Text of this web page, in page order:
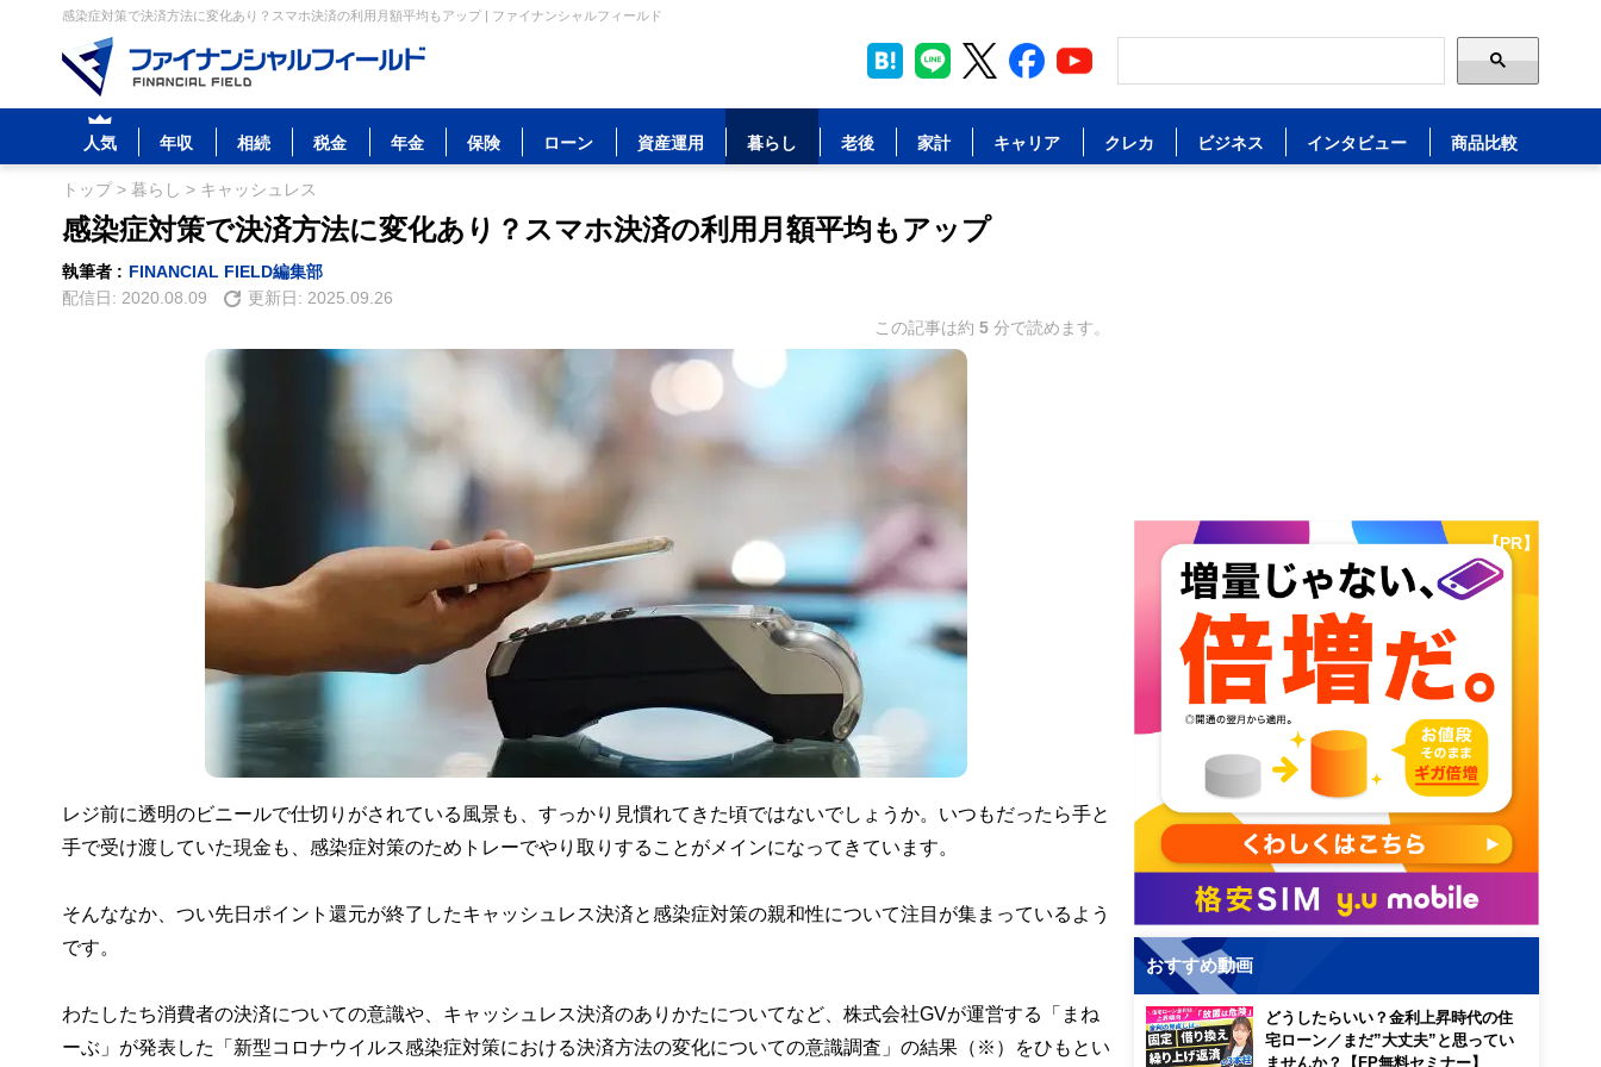
感染症対策で決済方法に変化あり？スマホ決済の利用月額平均もアップ | ファイナンシャルフィールド
人気 年収 相続 税金 年金 保険 ローン 資産運用 暮らし 老後 家計 キャリア クレカ ビジネス インタビュー 商品比較
トップ> 暮らし > キャッシュレス
感染症対策で決済方法に変化あり？スマホ決済の利用月額平均もアップ
執筆者 : FINANCIAL FIELD編集部
配信日: 2020.08.09 更新日: 2025.09.26
この記事は約 5 分で読めます。
レジ前に透明のビニールで仕切りがされている風景も、すっかり見慣れてきた頃ではないでしょうか。いつもだったら手と
手で受け渡していた現金も、感染症対策のためトレーでやり取りすることがメインになってきています。
そんななか、つい先日ポイント還元が終了したキャッシュレス決済と感染症対策の親和性について注目が集まっているよう
です。
わたしたち消費者の決済についての意識や、キャッシュレス決済のありかたについてなど、株式会社GVが運営する「まね
ーぶ」が発表した「新型コロナウイルス感染症対策における決済方法の変化についての意識調査」の結果（※）をひもとい
【PR】
おすすめ動画
どうしたらいい？金利上昇時代の住
宅ローン／まだ”大丈夫”と思ってい
ませんか？【FP無料セミナー】